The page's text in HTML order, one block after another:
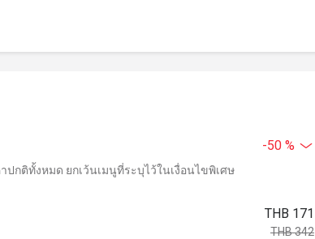
-50 %
กติทั้งหมด ยกเว้นเมนูที่ระบุไว้ในเงื่อนไขพิเศษ
THB 171
THB 342